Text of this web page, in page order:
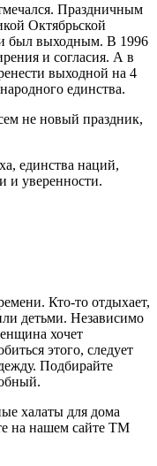
Праздничным
Октябрьской
был выходным. В 1996
и согласия. А в
выходной на 4
единства.
не новый праздник,
единства наций,
и уверенности.
Кто-то отдыхает,
детьми. Независимо
хочет
этого, следует
Подбирайте
халаты для дома
на нашем сайте ТМ